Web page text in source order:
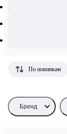
Бренд
По новинкам